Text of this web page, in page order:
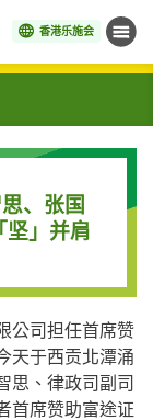
香港乐施会 菜单
、张国
坚」并肩
公司担任首席赞
天于西贡北潭涌
思、律政司副司
首席赞助富途证